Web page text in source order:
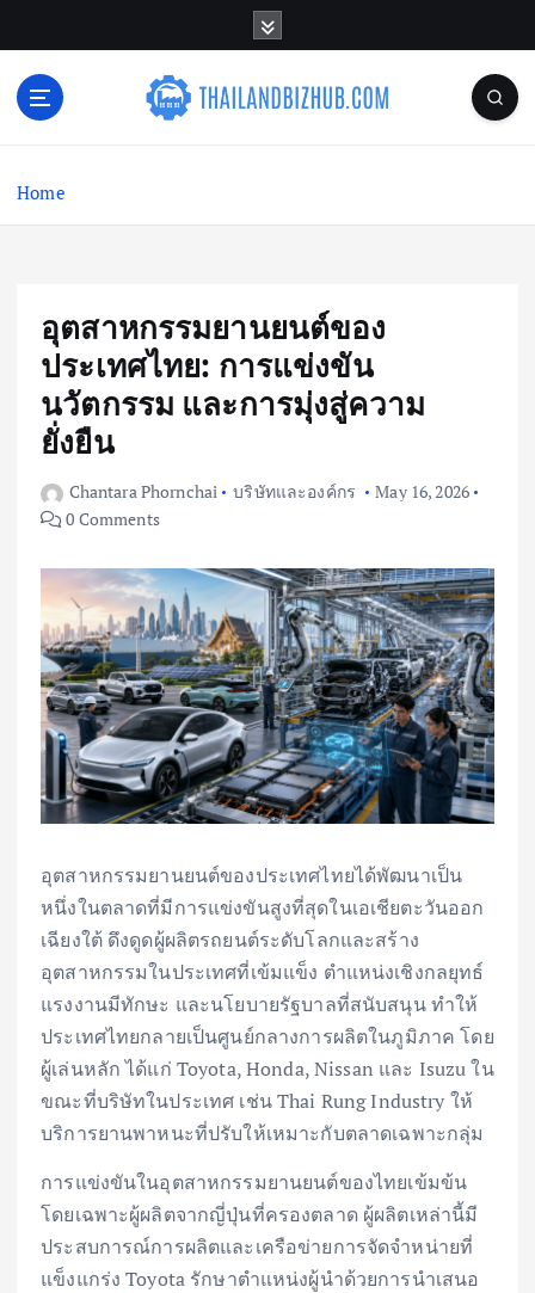
n
Home
อุตสาหกรรมยานยนต์ของ
ประเทศไทย: การแข่งขัน
นวัตกรรม และการมุ่งสู่ความ
ยั่งยืน
Chantara Phornchai บริษัทและองค์กร
May 16, 2026
0 Comments
อุตสาหกรรมยานยนต์ของประเทศไทยได้พัฒนาเป็น
หนึ่งในตลาดที่มีการแข่งขันสูงที่สุดในเอเชียตะวันออก
เฉียงใต้ ดึงดูดผู้ผลิตรถยนต์ระดับโลกและสร้าง
อุตสาหกรรมในประเทศที่เข้มแข็ง ตำแหน่งเชิงกลยุทธ์
แรงงานมีทักษะ และนโยบายรัฐบาลที่สนับสนุน ทำให้
ประเทศไทยกลายเป็นศูนย์กลางการผลิตในภูมิภาค โดย
ผู้เล่นหลัก ได้แก่ Toyota, Honda, Nissan และ Isuzu ใน
ขณะที่บริษัทในประเทศ เช่น Thai Rung Industry ให้
บริการยานพาหนะที่ปรับให้เหมาะกับตลาดเฉพาะกลุ่ม
การแข่งขันในอุตสาหกรรมยานยนต์ของไทยเข้มข้น
โดยเฉพาะผู้ผลิตจากญี่ปุ่นที่ครองตลาด ผู้ผลิตเหล่านี้มี
ประสบการณ์การผลิตและเครือข่ายการจัดจำหน่ายที่
แข็งแกร่ง Toyota รักษาตำแหน่งผู้นำด้วยการนำเสนอ